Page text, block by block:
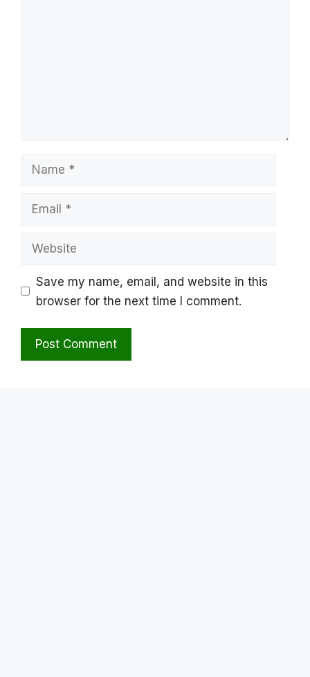
Name
Email
Website
Save my name, email, and website in this
browser for the next time I comment.